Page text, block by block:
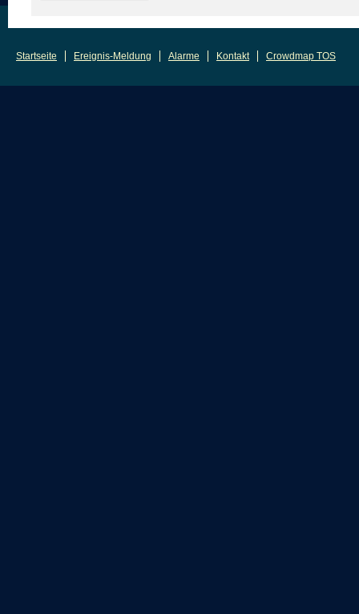
Startseite Ereignis-Meldung Alarme Kontakt Crowdmap TOS